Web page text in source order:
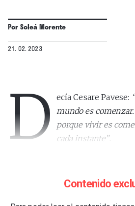
PorSoleá Morente
21. 02. 2023
Decía Cesare Pavese:
mundo es
porque vivir es
cada instante”.
columna, me inquieta el no
Contenido